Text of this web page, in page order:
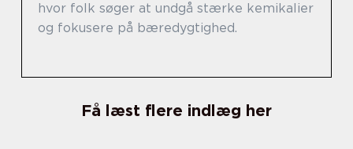
hvor folk søger at undgå stærke kemikalier
og fokusere på bæredygtighed.
Få læst flere indlæg her